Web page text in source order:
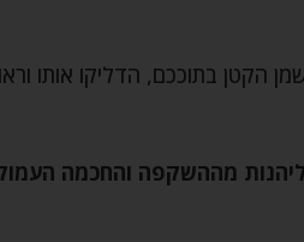
הקטן בתוככם, הדליקו אותו
מההשקפה והחכמה